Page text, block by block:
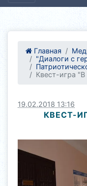
Главная
"Диалоги с
Квест-игра "В
19.02.2018 13:16
КВЕСТ-